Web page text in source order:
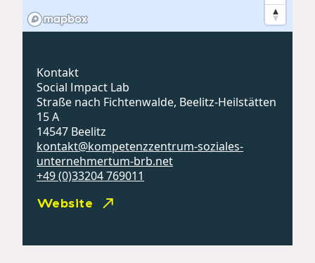
Kontakt
Social Impact Lab
Straße nach Fichtenwalde, Beelitz-Heilstätten
15 A
14547 Beelitz
kontakt@kompetenzzentrum-soziales-
unternehmertum-brb.net
+49 (0)33204 769011
Website